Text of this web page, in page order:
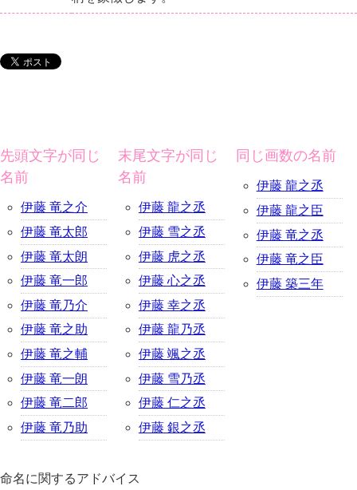
先頭文字が同じ
名前
伊藤 竜之介
伊藤 竜太郎
伊藤 竜太朗
伊藤 竜一郎
伊藤 竜乃介
伊藤 竜之助
伊藤 竜之輔
伊藤 竜一朗
伊藤 竜二郎
伊藤 竜乃助
末尾文字が同じ
名前
伊藤 龍之丞
伊藤 雪之丞
伊藤 虎之丞
伊藤 心之丞
伊藤 幸之丞
伊藤 龍乃丞
伊藤 颯之丞
伊藤 雪乃丞
伊藤 仁之丞
伊藤 銀之丞
同じ画数の名前
伊藤 龍之丞
伊藤 龍之臣
伊藤 竜之丞
伊藤 竜之臣
伊藤 築三年
命名に関するアドバイス